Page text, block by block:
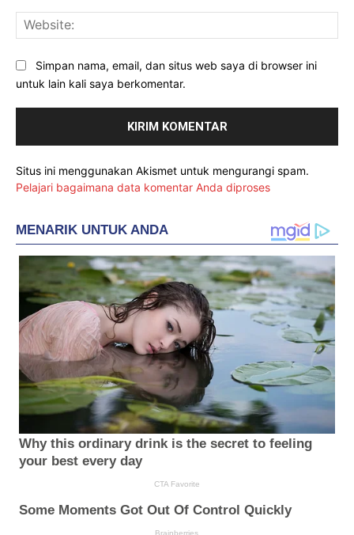
Simpan nama, email, dan situs web saya di browser ini
untuk lain kali saya berkomentar.
Situs ini menggunakan Akismet untuk mengurangi spam.
Pelajari bagaimana data komentar Anda diproses